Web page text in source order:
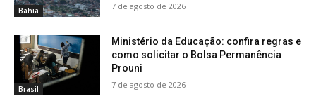
Bahia 7 de agosto de 2026
Brasil
Ministério da Educação: confira regras e
como solicitar o Bolsa Permanência
Prouni
7 de agosto de 2026